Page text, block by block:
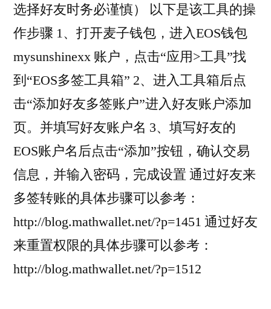
选择好友时务必谨慎） 以下是该工具的操
作步骤 1、打开麦子钱包，进入EOS钱包
mysunshinexx 账户，点击“应用>工具”找
到“EOS多签工具箱” 2、进入工具箱后点
击“添加好友多签账户”进入好友账户添加
页。并填写好友账户名 3、填写好友的
EOS账户名后点击“添加”按钮，确认交易
信息，并输入密码，完成设置 通过好友来
多签转账的具体步骤可以参考：
http://blog.mathwallet.net/?p=1451 通过好友
来重置权限的具体步骤可以参考：
http://blog.mathwallet.net/?p=1512